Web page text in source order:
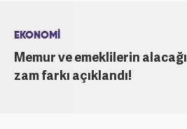
EKONOMİ
Memur ve emeklilerin alacağı
zam farkı açıklandı!